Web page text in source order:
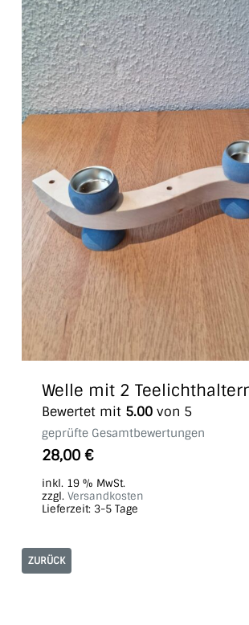
Welle mit 2
Bewertet mit 5.00von 5
geprüfte Gesamtbewertungen
28,00 €
inkl. 19 % MwSt.
zzgl. Versandkosten
Lieferzeit: 3-5 Tage
ZURÜCK